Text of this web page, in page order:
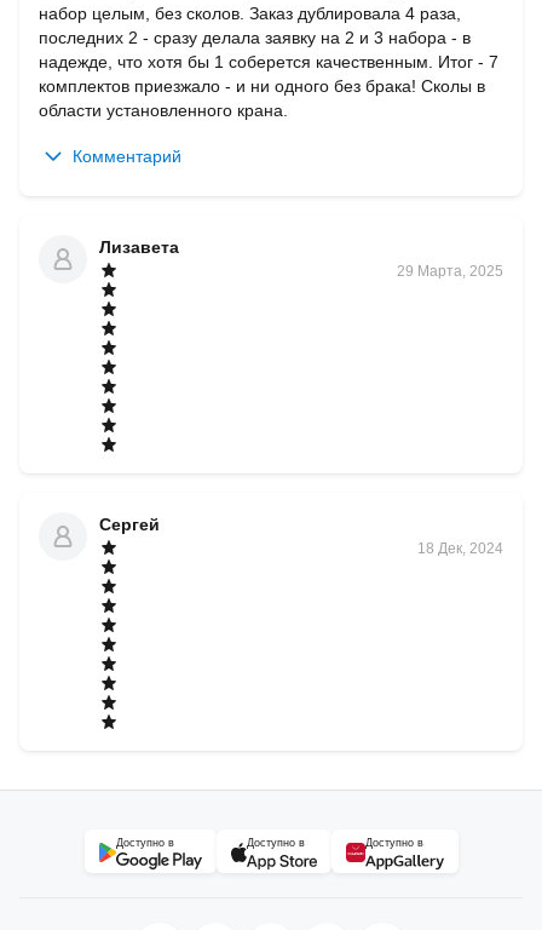
набор целым, без сколов. Заказ дублировала 4 раза,
последних 2 - сразу делала заявку на 2 и 3 набора - в
надежде, что хотя бы 1 соберется качественным. Итог - 7
комплектов приезжало - и ни одного без брака! Сколы в
области установленного крана.
Комментарий
Лизавета
29 Марта, 2025
Сергей
18 Дек, 2024
Доступно в Доступно в Доступно в